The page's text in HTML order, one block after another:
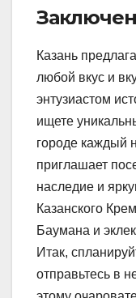
Казань
любой вкус и
энтузиастом
ищете
городе каждый
приглашает
наследие и
Казанского
Баумана и
Итак,
отправьтесь в